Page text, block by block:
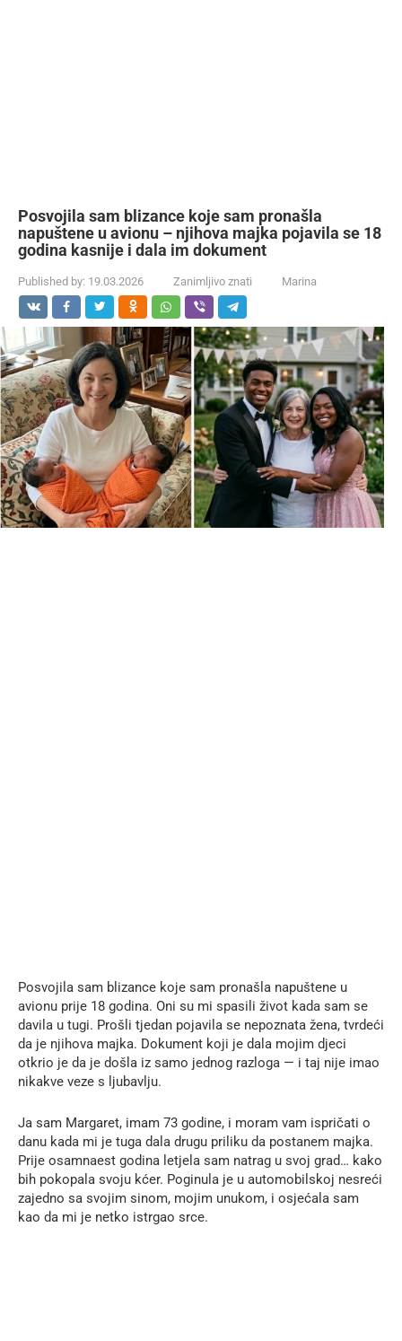
Posvojila sam blizance koje sam pronašla
napuštene u avionu – njihova majka pojavila se 18
godina kasnije i dala im dokument
Published by: 19.03.2026 Zanimljivo znati Marina
Posvojila sam blizance koje sam pronašla napuštene u
avionu prije 18 godina. Oni su mi spasili život kada sam se
davila u tugi. Prošli tjedan pojavila se nepoznata žena, tvrdeći
da je njihova majka. Dokument koji je dala mojim djeci
otkrio je da je došla iz samo jednog razloga — i taj nije imao
nikakve veze s ljubavlju.
Ja sam Margaret, imam 73 godine, i moram vam ispričati o
danu kada mi je tuga dala drugu priliku da postanem majka.
Prije osamnaest godina letjela sam natrag u svoj grad… kako
bih pokopala svoju kćer. Poginula je u automobilskoj nesreći
zajedno sa svojim sinom, mojim unukom, i osjećala sam
kao da mi je netko istrgao srce.